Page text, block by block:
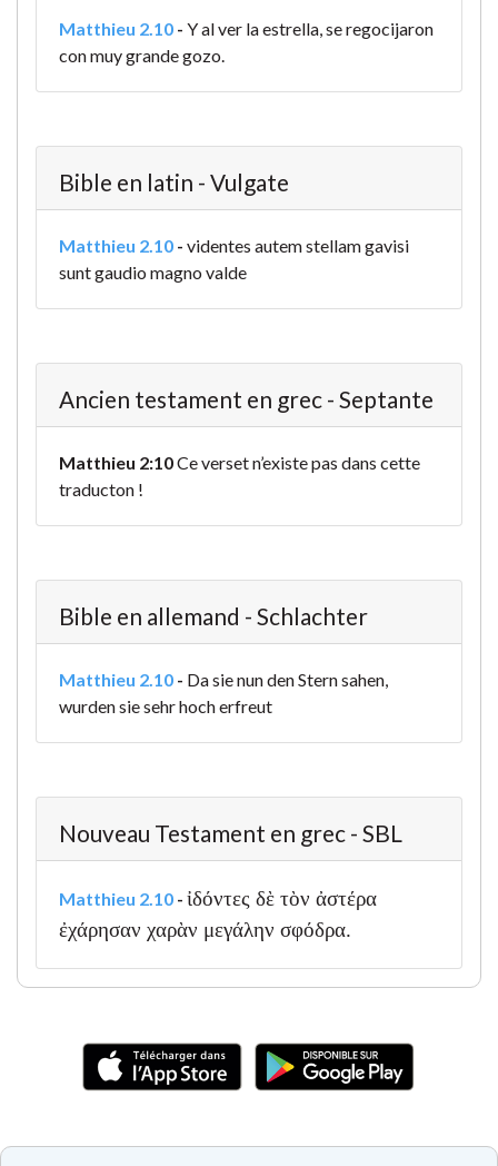
Matthieu 2.10 - Y al ver la estrella, se regocijaron
con muy grande gozo.
Bible en latin - Vulgate
Matthieu 2.10 - videntes autem stellam gavisi
sunt gaudio magno valde
Ancien testament en grec - Septante
Matthieu 2:10Ce verset n’existe pas dans cette
traducton !
Bible en allemand - Schlachter
Matthieu 2.10 - Da sie nun den Stern sahen,
wurden sie sehr hoch erfreut
Nouveau Testament en grec - SBL
Matthieu 2.10 - ἰδόντες δὲ τὸν ἀστέρα
ἐχάρησαν χαρὰν μεγάλην σφόδρα.